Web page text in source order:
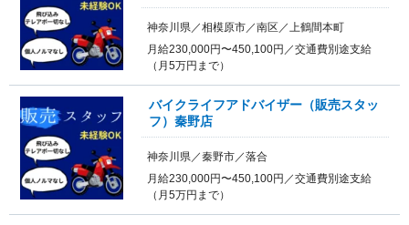
神奈川県／相模原市／南区／上鶴間本町
月給230,000円〜450,100円／交通費別途支給
（月5万円まで）
バイクライフアドバイザー（販売スタッ
フ）秦野店
神奈川県／秦野市／落合
月給230,000円〜450,100円／交通費別途支給
（月5万円まで）